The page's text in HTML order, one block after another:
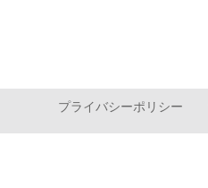
プライバシーポリシー